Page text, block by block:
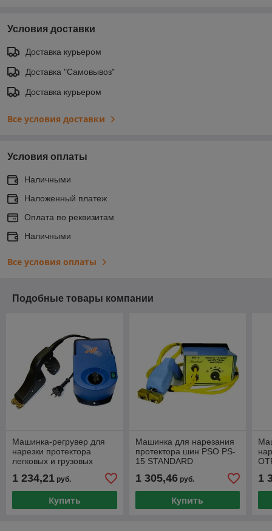
Условия доставки
Доставка курьером
Доставка "Самовывоз"
Доставка курьером
Все условия доставки
Условия оплаты
Наличными
Наложенный платеж
Оплата по реквизитам
Наличными
Все условия оплаты
Подобные товары компании
Машинка-регрувер для
нарезки протектора
легковых и грузовых
покрышек RUFF RILLFIT
S146B (220 Вольт)
1 234,21 руб.
Купить
Машинка для нарезания
протектора шин PSO PS-
15 STANDARD
1 305,46руб.
Купить
1